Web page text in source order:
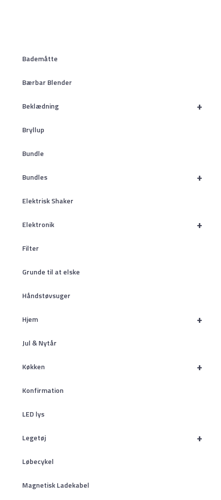
Bademåtte
Bærbar Blender
+
Beklædning
Bryllup
Bundle
+
Bundles
Elektrisk Shaker
+
Elektronik
Filter
Grunde til at elske
Håndstøvsuger
+
Hjem
Jul & Nytår
+
Køkken
Konfirmation
LED lys
+
Legetøj
Løbecykel
Magnetisk Ladekabel